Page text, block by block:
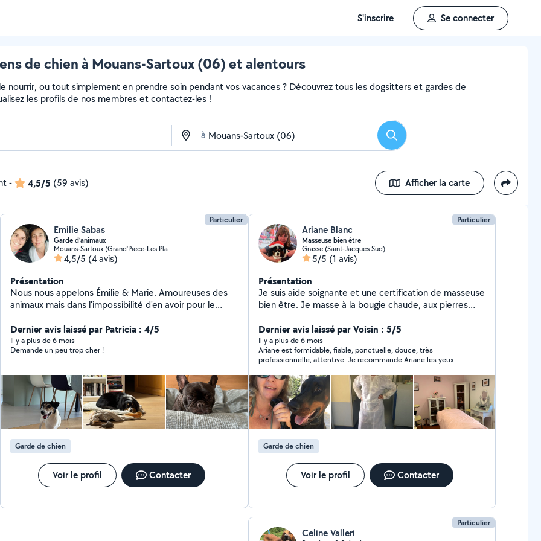
S'inscrire Se connecter
de chien à Mouans-Sartoux (06) et alentours
nourrir, ou tout simplement en prendre soin pendant vos vacances ? Découvrez tous les dogsitters et gardes de
les profils de nos membres et contactez-les !
à Rechercher
- 4,5/5 (59 avis) Afficher la carte
Particulier
Emilie Sabas
Garde d’animaux
Mouans-Sartoux (Grand'Piece-Les Plaines)
4,5/5 (4 avis)
Présentation
Nous nous appelons Émilie & Marie. Amoureuses des
animaux mais dans l'impossibilité d'en avoir pour le
votre boule de poils en votre absence. Étudiante en
ostéopathie animale et titulaires de l'Acaced, nous
gardons vos loulous depuis maintenant 2 ans à notre
comme terrain de jeux.
Dernier avis laissé par Patricia : 4/5
Il y a plus de 6 mois
Demande un peu trop cher !
Garde de chien
Voir le profil Contacter
Particulier
Ariane Blanc
Masseuse bien être
Grasse (Saint-Jacques Sud)
5/5 (1 avis)
Présentation
Je suis aide soignante et une certification de masseuse
bien être. Je masse à la bougie chaude, aux pierres
domicile et UNIQEMENT LES FEMMES . Aucune
demande pour hommes ne fera exception. Mon tarif
unique 45 l'heure sachant que j'arrive 30 mn avant pour
m'installer et comprendre vos besoins et attentes.
Cordialement
Dernier avis laissé par Voisin : 5/5
Il y a plus de 6 mois
Ariane est formidable, fiable, ponctuelle, douce, très
professionnelle, attentive. Je recommande Ariane les yeux
des jambes avec énormément d'attention, de bienveillance et
de générosité. Je n'oublierai jamais tout ce qu'elle a fait pour
elle durant son séjour chez moi.
Garde de chien
Voir le profil Contacter
Particulier
Celine Valleri